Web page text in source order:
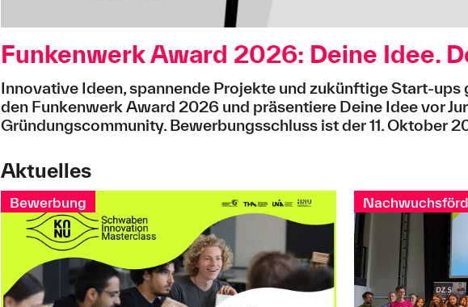
Funkenwerk Award 2026: Deine Idee.
Innovative Ideen, spannende Projekte und zukünftige Start-
den Funkenwerk Award 2026 und präsentiere Deine Idee vor
Gründungscommunity. Bewerbungsschluss ist der 11. Oktober
Aktuelles
Bewerbung